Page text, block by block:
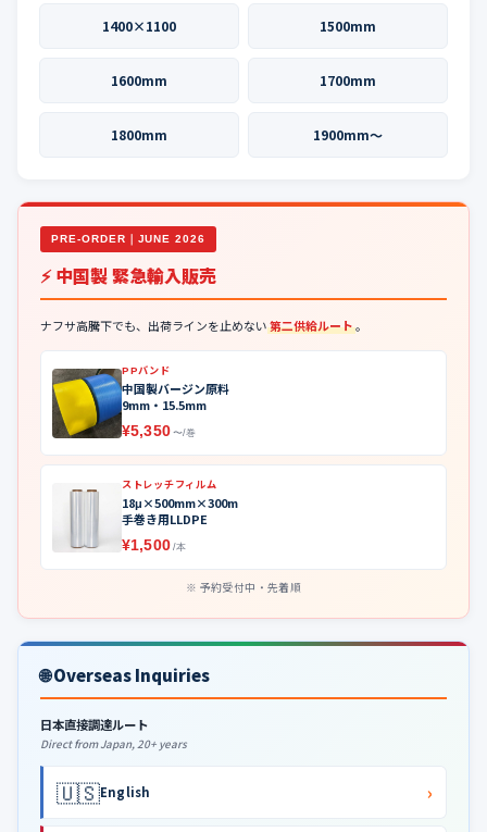
1400×1100 1500mm
1600mm 1700mm
1800mm 1900mm〜
PRE-ORDER｜JUNE 2026
⚡ 中国製 緊急輸入販売
ナフサ高騰下でも、出荷ラインを止めない第二供給ルート。
PPバンド
中国製バージン原料
9mm・15.5mm
¥5,350 〜/巻
ストレッチフィルム
18μ×500mm×300m
手巻き用LLDPE
¥1,500 /本
予約受付中・先着順
🌐 Overseas Inquiries
日本直接調達ルート
Direct from Japan, 20+ years
🇺🇸English ›